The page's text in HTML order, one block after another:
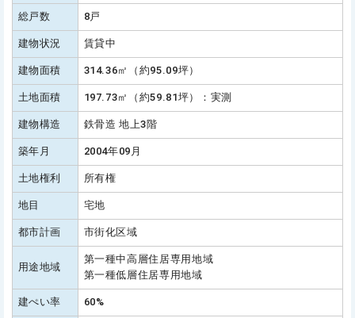
総戸数 8戸
建物状況 賃貸中
建物面積 314.36㎡（約95.09坪）
土地面積 197.73㎡（約59.81坪）：実測
建物構造 鉄骨造 地上3階
築年月 2004年09月
土地権利 所有権
地目 宅地
都市計画 市街化区域
用途地域
第一種中高層住居専用地域
第一種低層住居専用地域
建ぺい率 60%